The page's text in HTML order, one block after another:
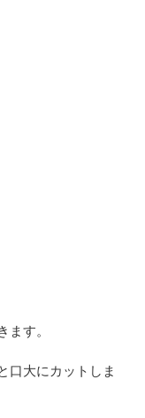
ます。
口大にカットしま